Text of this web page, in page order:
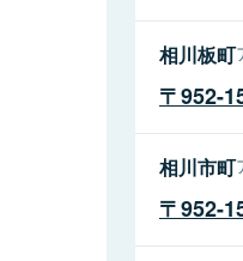
相川板町
952-
相川市町
952-